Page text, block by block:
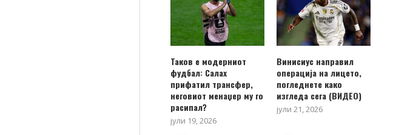
Таков е модерниот
фудбал: Салах
прифатил трансфер,
неговиот менаџер му го
расипал?
јули 19, 2026
Винисиус направил
операција на лицето,
погледнете како
изгледа сега (ВИДЕО)
јули 21, 2026